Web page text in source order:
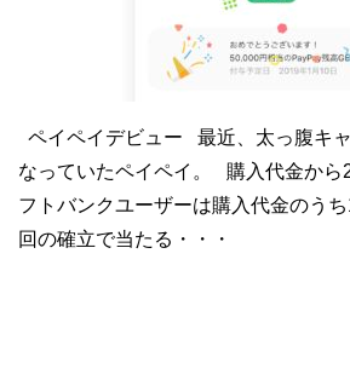
ペイペイデビュー 最近、太っ腹キ
なっていたペイペイ。 購入代金から
フトバンクユーザーは購入代金のう
回の確立で当たる・・・